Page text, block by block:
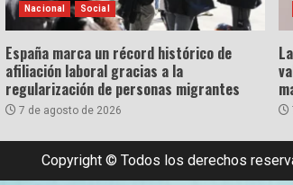
Nacional Social
España marca un récord histórico de
afiliación laboral gracias a la
regularización de personas migrantes
7 de agosto de 2026
Copyright © Todos los derechos